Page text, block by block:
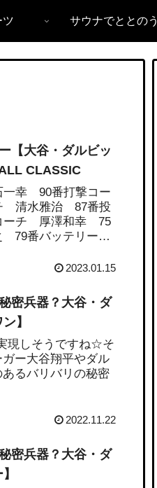
ツ サウナでととのう
【大谷・ダルビッ
CLASSIC
幸 90番打撃コー
清水雅治 87番投
ーチ 厚澤和幸 75
79番バッテリーコ
2023.01.15
密兵器？大谷・ダ
】
現しそうですね☆そ
ー大谷翔平やダル
るバリバリの秘密
2022.11.22
密兵器？大谷・ダ